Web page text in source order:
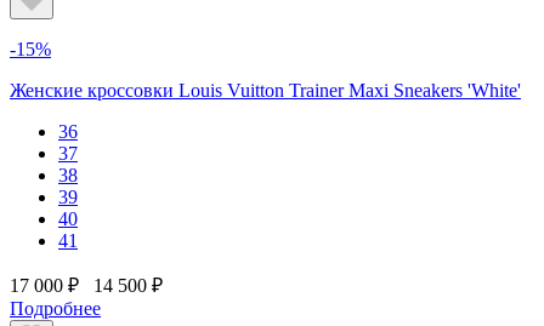
-15%
Женские кроссовки Louis Vuitton Trainer Maxi Sneakers 'White'
36
37
38
39
40
41
17 000 ₽
14 500 ₽
Подробнее